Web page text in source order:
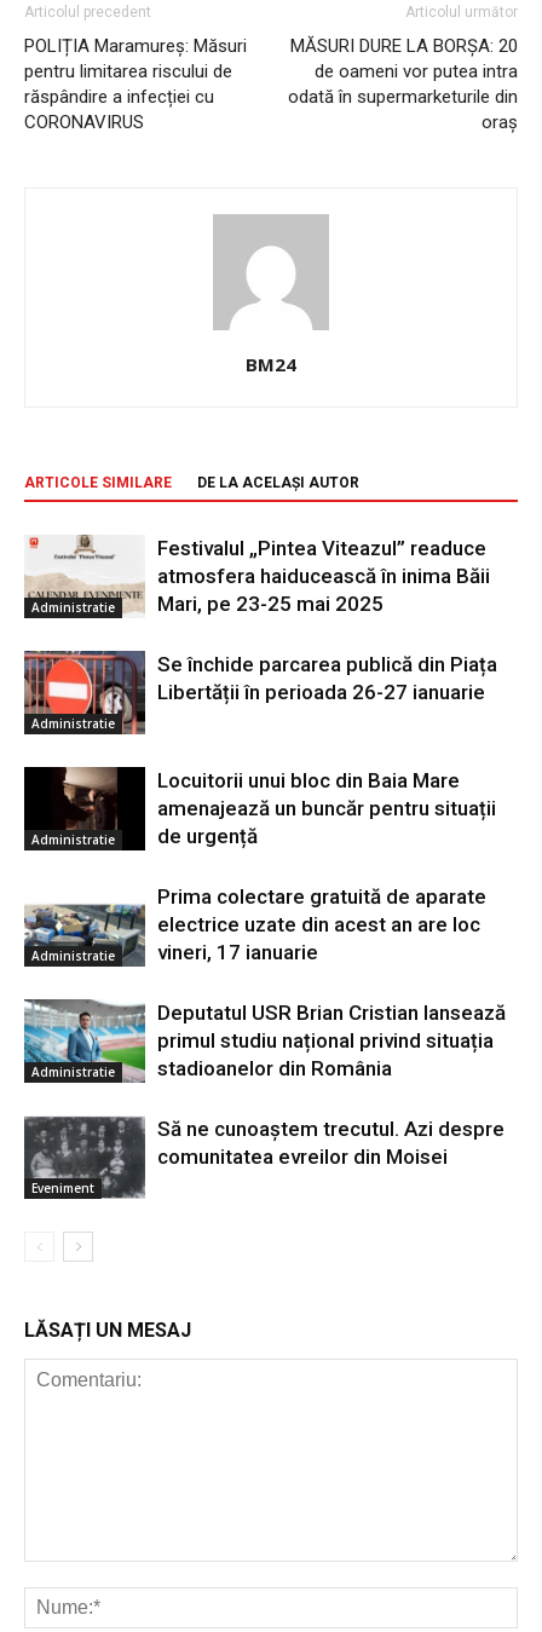
Articolul precedent
POLIȚIA Maramureș: Măsuri
pentru limitarea riscului de
răspândire a infecției cu
CORONAVIRUS
Articolul următor
MĂSURI DURE LA BORȘA: 20
de oameni vor putea intra
odată în supermarketurile din
oraș
BM24
ARTICOLE SIMILARE DE LA ACELAȘI AUTOR
Administratie
Festivalul „Pintea Viteazul” readuce
atmosfera haiducească în inima Băii
Mari, pe 23-25 mai 2025
Administratie
Se închide parcarea publică din Piața
Libertății în perioada 26-27 ianuarie
Administratie
Locuitorii unui bloc din Baia Mare
amenajează un buncăr pentru situații
de urgență
Administratie
Prima colectare gratuită de aparate
electrice uzate din acest an are loc
vineri, 17 ianuarie
Administratie
Deputatul USR Brian Cristian lansează
primul studiu național privind situația
stadioanelor din România
Eveniment
Să ne cunoaştem trecutul. Azi despre
comunitatea evreilor din Moisei
LĂSAȚI UN MESAJ